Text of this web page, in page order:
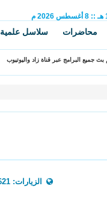
::
8 أغسطس 2026 م
محاضرات سلاسل علمية
بث جميع البرامج عبر قناة زاد واليوتيوب
الزيارات: 10621